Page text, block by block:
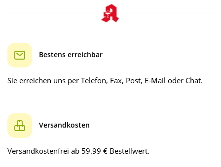
Bestens erreichbar
Sie erreichen uns per Telefon, Fax, Post, E-Mail oder Chat.
Versandkosten
Versandkostenfrei ab 59.99 € Bestellwert.